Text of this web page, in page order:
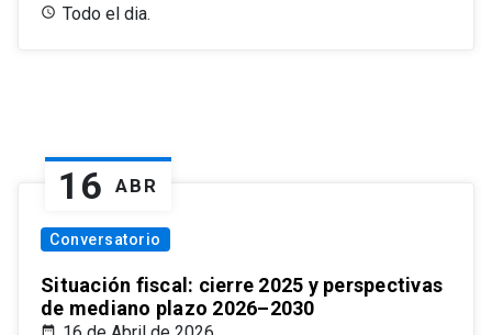
Todo el dia.
16 ABR
Conversatorio
Situación fiscal: cierre 2025 y perspectivas
de mediano plazo 2026–2030